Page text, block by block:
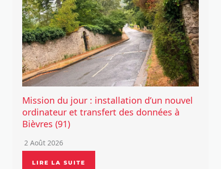
Mission du jour : installation d’un nouvel
ordinateur et transfert des données à
Bièvres (91)
2 Août 2026
LIRE LA SUITE